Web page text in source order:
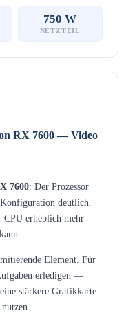
750 W
NETZTEIL
RX 7600 — Video
7600: Der Prozessor
deutlich.
CPU erheblich mehr
Element. Für
erledigen —
stärkere Grafikkarte